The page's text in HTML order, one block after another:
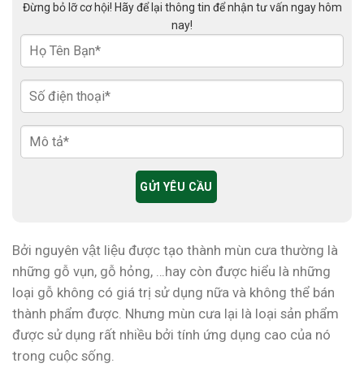
Đừng bỏ lỡ cơ hội! Hãy để lại thông tin để nhận tư vấn ngay hôm
nay!
Bởi nguyên vật liệu được tạo thành mùn cưa thường là
những gỗ vụn, gỗ hỏng, …hay còn được hiểu là những
loại gỗ không có giá trị sử dụng nữa và không thể bán
thành phẩm được. Nhưng mùn cưa lại là loại sản phẩm
được sử dụng rất nhiều bởi tính ứng dụng cao của nó
trong cuộc sống.